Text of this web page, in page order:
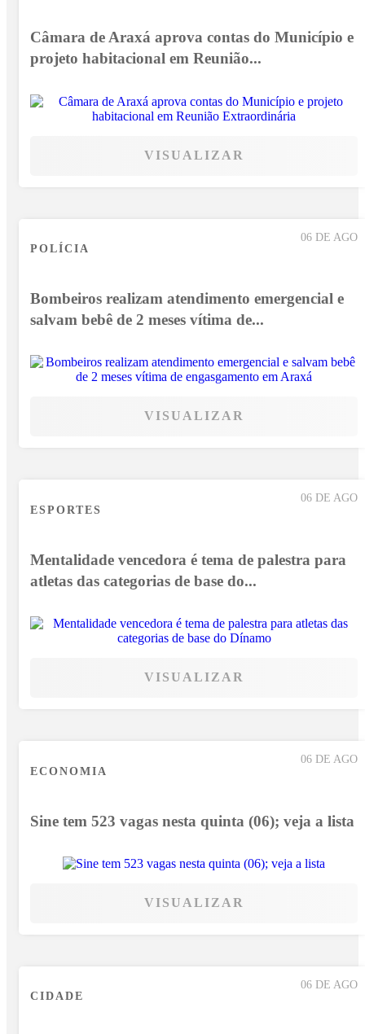
Câmara de Araxá aprova contas do Município e
projeto habitacional em Reunião...
VISUALIZAR
06 DE AGO
POLÍCIA
Bombeiros realizam atendimento emergencial e
salvam bebê de 2 meses vítima de...
VISUALIZAR
06 DE AGO
ESPORTES
Mentalidade vencedora é tema de palestra para
atletas das categorias de base do...
VISUALIZAR
06 DE AGO
ECONOMIA
Sine tem 523 vagas nesta quinta (06); veja a lista
VISUALIZAR
06 DE AGO
CIDADE